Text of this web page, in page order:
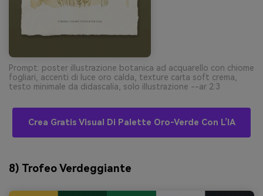
Prompt: poster illustrazione botanica ad acquarello con chiome
fogliari, accenti di luce oro calda, texture carta soft crema,
testo minimale da didascalia, solo illustrazione --ar 2:3
Crea Gratis Visual Di Palette Oro-Verde Con L’IA
8) Trofeo Verdeggiante